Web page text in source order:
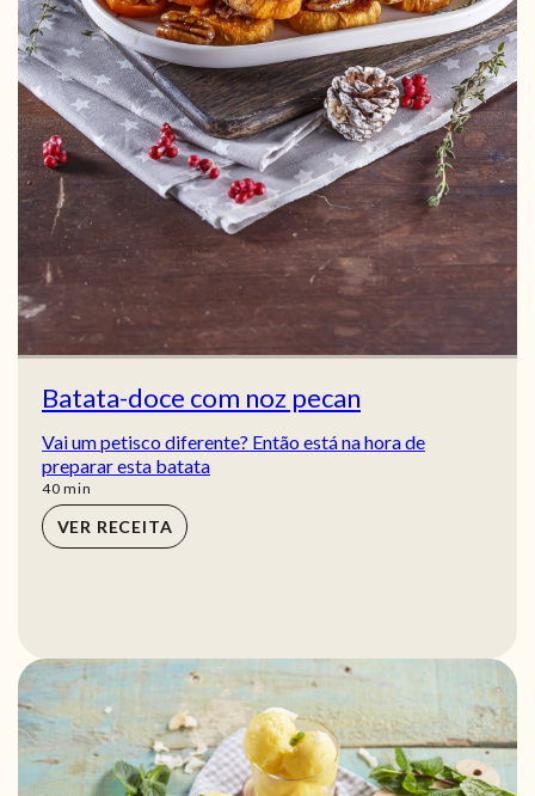
Batata-doce com noz pecan
Vai um petisco diferente? Então está na hora de
preparar esta batata
40min
min
VER RECEITA